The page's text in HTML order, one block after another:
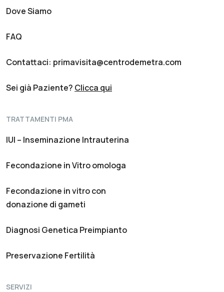
Dove Siamo
FAQ
Contattaci: primavisita@centrodemetra.com
Sei già Paziente? Clicca qui
TRATTAMENTI PMA
IUI – Inseminazione Intrauterina
Fecondazione in Vitro omologa
Fecondazione in vitro con
donazione di gameti
Diagnosi Genetica Preimpianto
Preservazione Fertilità
SERVIZI